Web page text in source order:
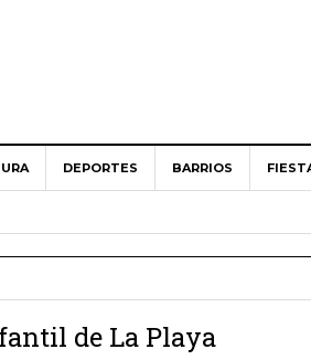
DEPORTES BARRIOS
implantará la telegestión en la
guarda un minuto de silencio en
abordan las necesidades del
de La Playa